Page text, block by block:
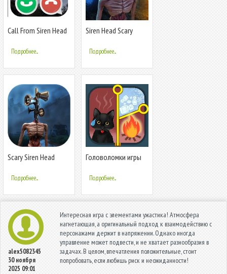
Call From Siren Head
Подробнее...
Siren Head Scary
Подробнее...
Scary Siren Head
Horror Adventure
Подробнее...
Головоломки игры
Подробнее...
alex5082345
30 ноября
2025 09:01
Интересная игра с элементами ужастика! Атмосфера
нагнетающая, а оригинальный подход к взаимодействию с
персонажами держит в напряжении. Однако иногда
управление может подвести, и не хватает разнообразия в
задачах. В целом, впечатления положительные, стоит
попробовать, если любишь риск и неожиданности!